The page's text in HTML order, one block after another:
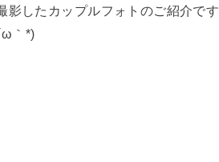
影したカップルフォトのご紹介です
｀*)